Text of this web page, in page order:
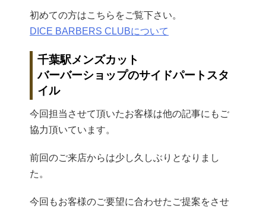
初めての方はこちらをご覧下さい。
DICE BARBERS CLUBについて
千葉駅メンズカット
バーバーショップのサイドパートスタ
イル
今回担当させて頂いたお客様は他の記事にもご
協力頂いています。
前回のご来店からは少し久しぶりとなりまし
た。
今回もお客様のご要望に合わせたご提案をさせ